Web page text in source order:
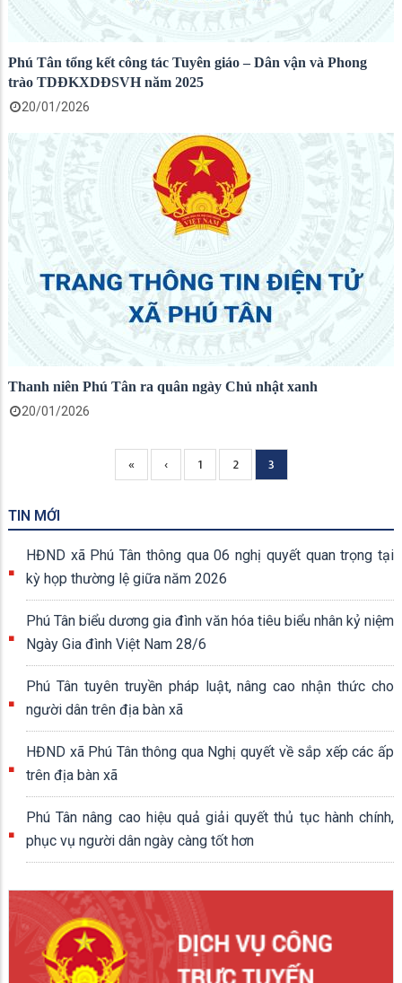
Phú Tân tổng kết công tác Tuyên giáo – Dân vận và Phong
trào TDĐKXDĐSVH năm 2025
20/01/2026
Thanh niên Phú Tân ra quân ngày Chủ nhật xanh
20/01/2026
Trang
đầu
«
Previous
page
‹ Page
1 Page
2
Current
page
3
TIN MỚI
HĐND xã Phú Tân thông qua 06 nghị quyết quan trọng tại
kỳ họp thường lệ giữa năm 2026
Phú Tân biểu dương gia đình văn hóa tiêu biểu nhân kỷ niệm
Ngày Gia đình Việt Nam 28/6
Phú Tân tuyên truyền pháp luật, nâng cao nhận thức cho
người dân trên địa bàn xã
HĐND xã Phú Tân thông qua Nghị quyết về sắp xếp các ấp
trên địa bàn xã
Phú Tân nâng cao hiệu quả giải quyết thủ tục hành chính,
phục vụ người dân ngày càng tốt hơn